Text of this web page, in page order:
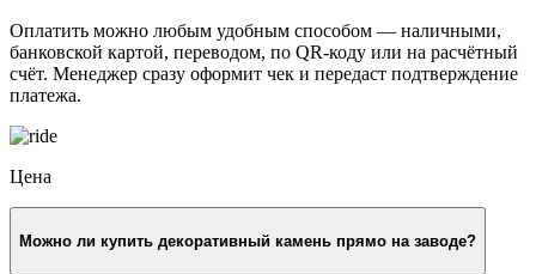
Оплатить можно любым удобным способом — наличными,
банковской картой, переводом, по QR-коду или на расчётный
счёт. Менеджер сразу оформит чек и передаст подтверждение
платежа.
Цена
Можно ли купить декоративный камень прямо на заводе?